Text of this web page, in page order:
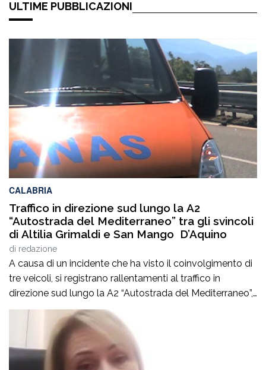
ULTIME PUBBLICAZIONI
CALABRIA
Traffico in direzione sud lungo la A2
“Autostrada del Mediterraneo” tra gli svincoli
di Altilia Grimaldi e San Mango D’Aquino
di redazione
A causa di un incidente che ha visto il coinvolgimento di
tre veicoli, si registrano rallentamenti al traffico in
direzione sud lungo la A2 “Autostrada del Mediterraneo”,
nel tratto compreso tra gli svincoli di Altilia Grimaldi (CS)
e San Mango D’Aquino (CZ). Sul posto è intervenuto il
personale Anas, il 118 e il soccorso meccanico […]